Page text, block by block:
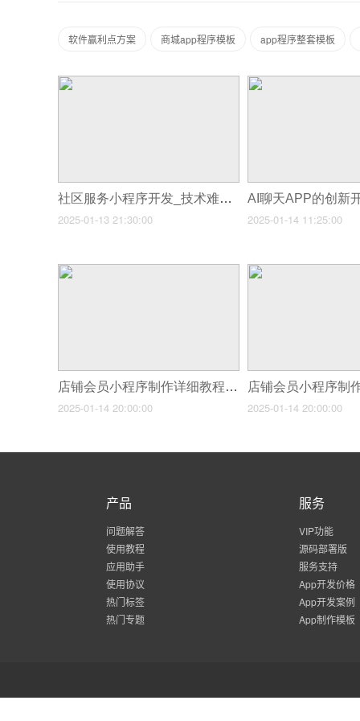
软件赢利点方案 商城app程序模板 app程序整套模板
社区服务小程序开发_技术难题与解决方案
2025-01-13 21:30:00 2025-01-14 11:25:00
店铺会员小程序制作详细教程_问题详解与实操指南
2025-01-14 20:00:00 2025-01-14 20:00:00
产品
问题解答
使用教程
应用助手
使用协议
热门标签
热门专题
服务
VIP功能
源码部署版
服务支持
App开发价格
App开发案例
App制作模板